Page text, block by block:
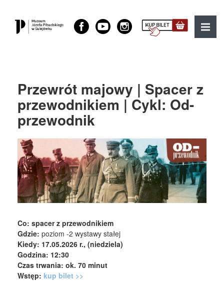
Muzeum Józefa Piłsudskiego w Sulejówku
MENU
Przewrót majowy | Spacer z
przewodnikiem | Cykl: Od-
przewodnik
Co: spacer z przewodnikiem
Gdzie: poziom -2 wystawy stałej
Kiedy: 17.05.2026 r., (niedziela)
Godzina: 12:30
Czas trwania: ok. 70 minut
Wstęp: kup bilet >>